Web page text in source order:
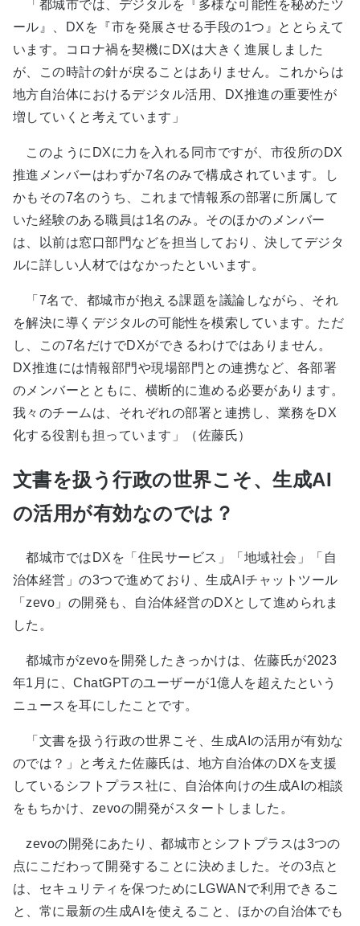
「都城市では、デジタルを『多様な可能性を秘めたツ
ール』、DXを『市を発展させる手段の1つ』ととらえて
います。コロナ禍を契機にDXは大きく進展しました
が、この時計の針が戻ることはありません。これからは
地方自治体におけるデジタル活用、DX推進の重要性が
増していくと考えています」
このようにDXに力を入れる同市ですが、市役所のDX
推進メンバーはわずか7名のみで構成されています。し
かもその7名のうち、これまで情報系の部署に所属して
いた経験のある職員は1名のみ。そのほかのメンバー
は、以前は窓口部門などを担当しており、決してデジタ
ルに詳しい人材ではなかったといいます。
「7名で、都城市が抱える課題を議論しながら、それ
を解決に導くデジタルの可能性を模索しています。ただ
し、この7名だけでDXができるわけではありません。
DX推進には情報部門や現場部門との連携など、各部署
のメンバーとともに、横断的に進める必要があります。
我々のチームは、それぞれの部署と連携し、業務をDX
化する役割も担っています」（佐藤氏）
文書を扱う行政の世界こそ、生成AI
の活用が有効なのでは？
都城市ではDXを「住民サービス」「地域社会」「自
治体経営」の3つで進めており、生成AIチャットツール
「zevo」の開発も、自治体経営のDXとして進められま
した。
都城市がzevoを開発したきっかけは、佐藤氏が2023
年1月に、ChatGPTのユーザーが1億人を超えたという
ニュースを耳にしたことです。
「文書を扱う行政の世界こそ、生成AIの活用が有効な
のでは？」と考えた佐藤氏は、地方自治体のDXを支援
しているシフトプラス社に、自治体向けの生成AIの相談
をもちかけ、zevoの開発がスタートしました。
zevoの開発にあたり、都城市とシフトプラスは3つの
点にこだわって開発することに決めました。その3点と
は、セキュリティを保つためにLGWANで利用できるこ
と、常に最新の生成AIを使えること、ほかの自治体でも